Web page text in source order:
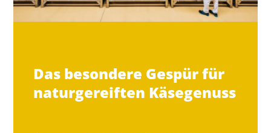
Das besondere Gespür für
naturgereiften Käsegenuss